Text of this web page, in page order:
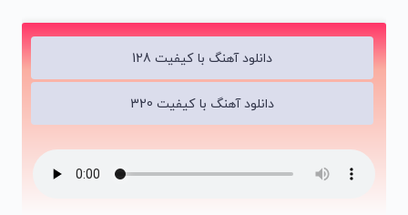
دانلود آهنگ با کیفیت 128
دانلود آهنگ با کیفیت 320